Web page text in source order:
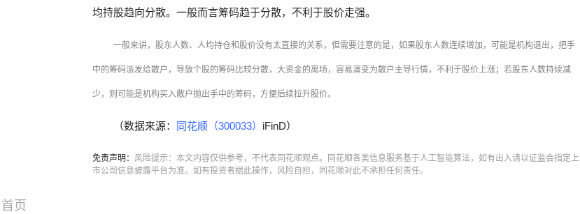
首页
均持股趋向分散。一般而言筹码趋于分散，不利于股价走强。
一般来讲，股东人数、人均持仓和股价没有太直接的关系，但需要注意的是，如果股东人数连续增加，可能是机构退出，把手
中的筹码派发给散户，导致个股的筹码比较分散，大资金的离场，容易演变为散户主导行情，不利于股价上涨；若股东人数持续减
少，则可能是机构买入散户抛出手中的筹码，方便后续拉升股价。
（数据来源： 同花顺（300033） iFinD）
免责声明： 风险提示：本文内容仅供参考，不代表同花顺观点。同花顺各类信息服务基于人工智能算法，如有出入请以证监会指定上
市公司信息披露平台为准。如有投资者据此操作，风险自担，同花顺对此不承担任何责任。